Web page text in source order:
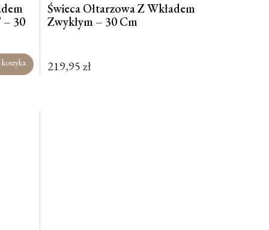
– 30
Świeca Ołtarzowa Z Wkładem
Zwykłym – 30 Cm
219,95zł